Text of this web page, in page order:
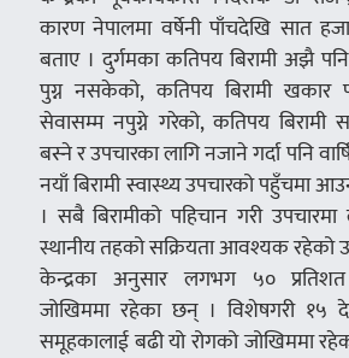
कारण नेपालमा वर्षेनी पाँचदेखि सात
बताए । दुर्गमका कतिपय बिरामी अझै
पुग्न नसकेको, कतिपय बिरामी खकार
सेवासम्म नपुग्ने गरेको, कतिपय बिरामी
बस्ने र उपचारका लागि नजाने गर्दा पनि
नयाँ बिरामी स्वास्थ्य उपचारको
। सबै बिरामीको पहिचान गरी
स्थानीय तहको सक्रियता आवश्यक रहेको
केन्द्रका अनुसार लगभग ५० प्रतिशत
जोखिममा रहेका छन् । विशेषगरी १५
समूहकालाई बढी यो रोगको जोखिममा